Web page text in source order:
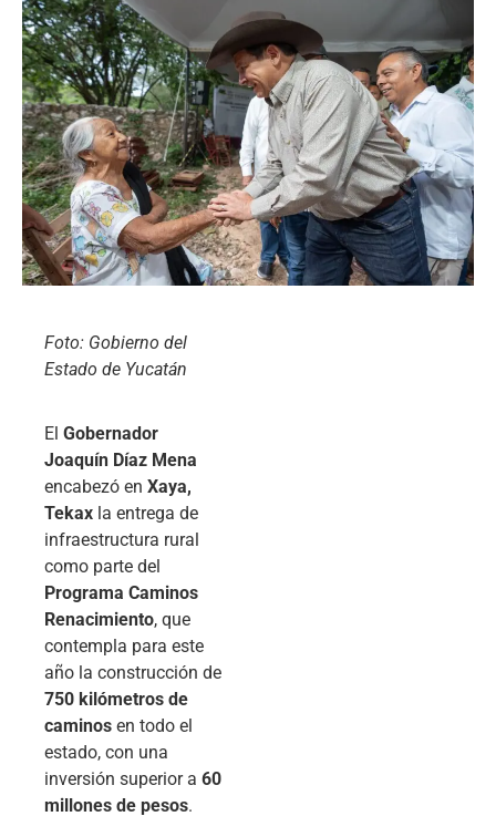
Foto: Gobierno del
Estado de Yucatán
El Gobernador
Joaquín Díaz Mena
encabezó en Xaya,
Tekax la entrega de
infraestructura rural
como parte del
Programa Caminos
Renacimiento, que
contempla para este
año la construcción de
750 kilómetros de
caminos en todo el
estado, con una
inversión superior a 60
millones de pesos.